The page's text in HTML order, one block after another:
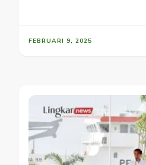
FEBRUARI 9, 2025